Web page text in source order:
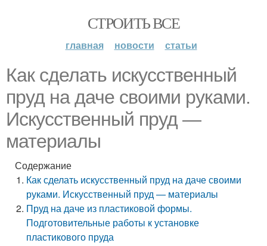
СТРОИТЬ ВСЕ
главная новости статьи
Как сделать искусственный
пруд на даче своими руками.
Искусственный пруд —
материалы
Содержание
Как сделать искусственный пруд на даче своими
руками. Искусственный пруд — материалы
Пруд на даче из пластиковой формы.
Подготовительные работы к установке
пластикового пруда